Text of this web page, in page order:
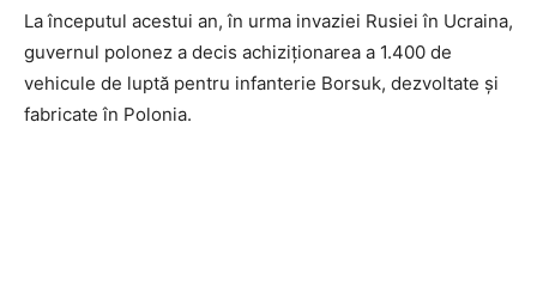
La începutul acestui an, în urma invaziei Rusiei în Ucraina,
guvernul polonez a decis achiziționarea a 1.400 de
vehicule de luptă pentru infanterie Borsuk, dezvoltate și
fabricate în Polonia.